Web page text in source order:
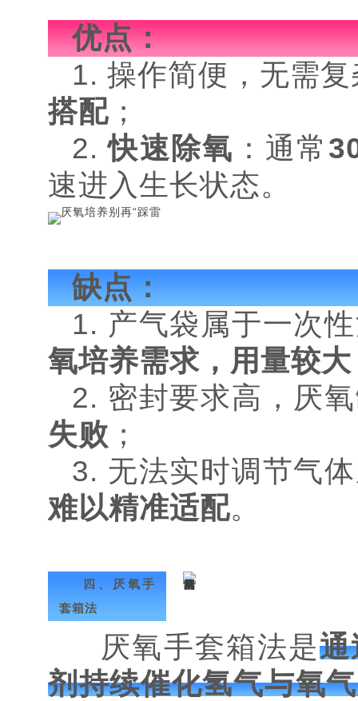
优点：
1. 操作简便，无需
搭配 ；
2.快速除氧 ：通常
速进入生长状态。
缺点：
1. 产气袋属于一次
氧培养需求，用量较
2. 密封要求高，厌
失败 ；
3. 无法实时调节气
难以精准适配。
四、厌氧手
套箱法
厌氧手套箱法是通
剂持续催化氢气与氧